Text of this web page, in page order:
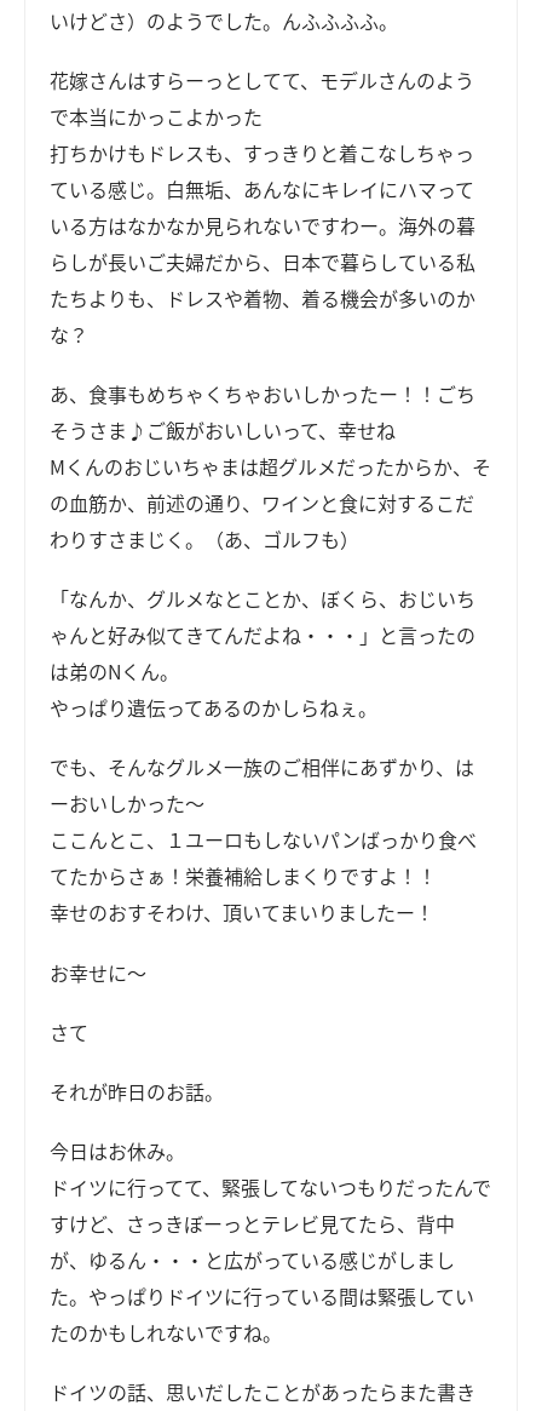
いけどさ）のようでした。んふふふふ。
花嫁さんはすらーっとしてて、モデルさんのよう
で本当にかっこよかった
打ちかけもドレスも、すっきりと着こなしちゃっ
ている感じ。白無垢、あんなにキレイにハマって
いる方はなかなか見られないですわー。海外の暮
らしが長いご夫婦だから、日本で暮らしている私
たちよりも、ドレスや着物、着る機会が多いのか
な？
あ、食事もめちゃくちゃおいしかったー！！ごち
そうさま♪ご飯がおいしいって、幸せね
Mくんのおじいちゃまは超グルメだったからか、そ
の血筋か、前述の通り、ワインと食に対するこだ
わりすさまじく。（あ、ゴルフも）
「なんか、グルメなとことか、ぼくら、おじいち
ゃんと好み似てきてんだよね・・・」と言ったの
は弟のNくん。
やっぱり遺伝ってあるのかしらねぇ。
でも、そんなグルメ一族のご相伴にあずかり、は
ーおいしかった～
ここんとこ、１ユーロもしないパンばっかり食べ
てたからさぁ！栄養補給しまくりですよ！！
幸せのおすそわけ、頂いてまいりましたー！
お幸せに～
さて
それが昨日のお話。
今日はお休み。
ドイツに行ってて、緊張してないつもりだったんで
すけど、さっきぼーっとテレビ見てたら、背中
が、ゆるん・・・と広がっている感じがしまし
た。やっぱりドイツに行っている間は緊張してい
たのかもしれないですね。
ドイツの話、思いだしたことがあったらまた書き